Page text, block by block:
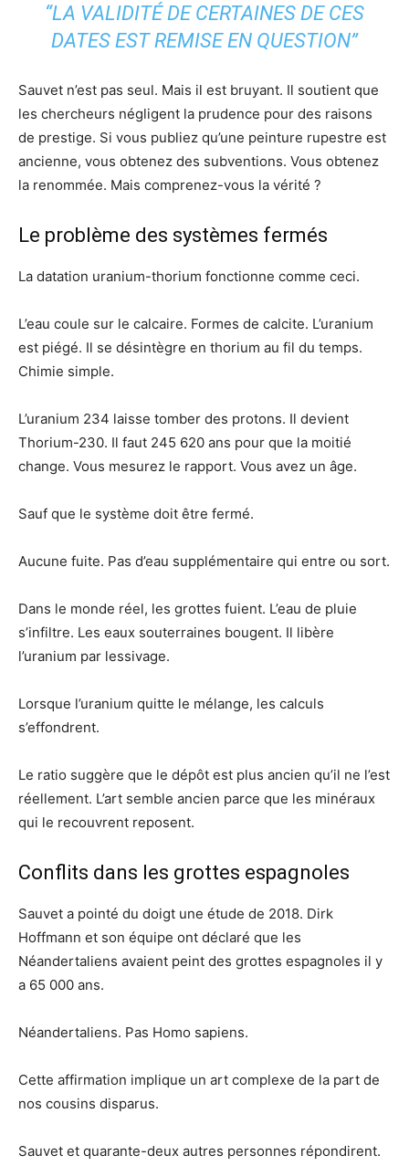
“LA VALIDITÉ DE CERTAINES DE CES
DATES EST REMISE EN QUESTION”
Sauvet n’est pas seul. Mais il est bruyant. Il soutient que
les chercheurs négligent la prudence pour des raisons
de prestige. Si vous publiez qu’une peinture rupestre est
ancienne, vous obtenez des subventions. Vous obtenez
la renommée. Mais comprenez-vous la vérité ?
Le problème des systèmes fermés
La datation uranium-thorium fonctionne comme ceci.
L’eau coule sur le calcaire. Formes de calcite. L’uranium
est piégé. Il se désintègre en thorium au fil du temps.
Chimie simple.
L’uranium 234 laisse tomber des protons. Il devient
Thorium-230. Il faut 245 620 ans pour que la moitié
change. Vous mesurez le rapport. Vous avez un âge.
Sauf que le système doit être fermé.
Aucune fuite. Pas d’eau supplémentaire qui entre ou sort.
Dans le monde réel, les grottes fuient. L’eau de pluie
s’infiltre. Les eaux souterraines bougent. Il libère
l’uranium par lessivage.
Lorsque l’uranium quitte le mélange, les calculs
s’effondrent.
Le ratio suggère que le dépôt est plus ancien qu’il ne l’est
réellement. L’art semble ancien parce que les minéraux
qui le recouvrent reposent.
Conflits dans les grottes espagnoles
Sauvet a pointé du doigt une étude de 2018. Dirk
Hoffmann et son équipe ont déclaré que les
Néandertaliens avaient peint des grottes espagnoles il y
a 65 000 ans.
Néandertaliens. Pas Homo sapiens.
Cette affirmation implique un art complexe de la part de
nos cousins ​​disparus.
Sauvet et quarante-deux autres personnes répondirent.